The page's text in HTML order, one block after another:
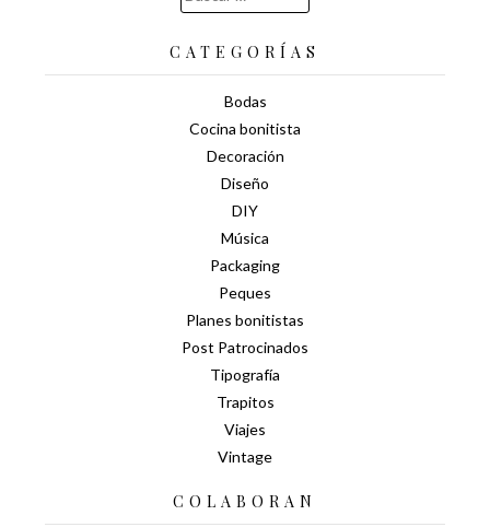
CATEGORÍAS
Bodas
Cocina bonitista
Decoración
Diseño
DIY
Música
Packaging
Peques
Planes bonitistas
Post Patrocinados
Tipografía
Trapitos
Viajes
Vintage
COLABORAN